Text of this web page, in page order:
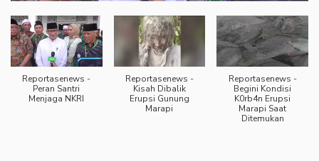
Reportasenews -
Peran Santri
Menjaga NKRI
Reportasenews -
Kisah Dibalik
Erupsi Gunung
Marapi
Reportasenews -
Begini Kondisi
K0rb4n Erupsi
Marapi Saat
Ditemukan